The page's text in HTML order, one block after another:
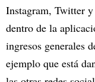
Instagram, Twitter y
dentro de la
ingresos generales
ejemplo que está